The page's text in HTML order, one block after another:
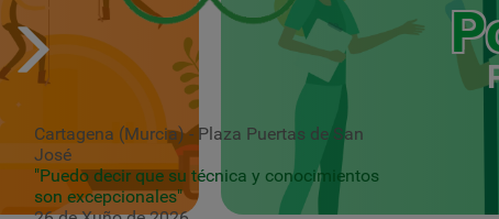
Cartagena (Murcia) - Plaza Puertas de San
José
"Puedo decir que su técnica y conocimientos
son excepcionales"